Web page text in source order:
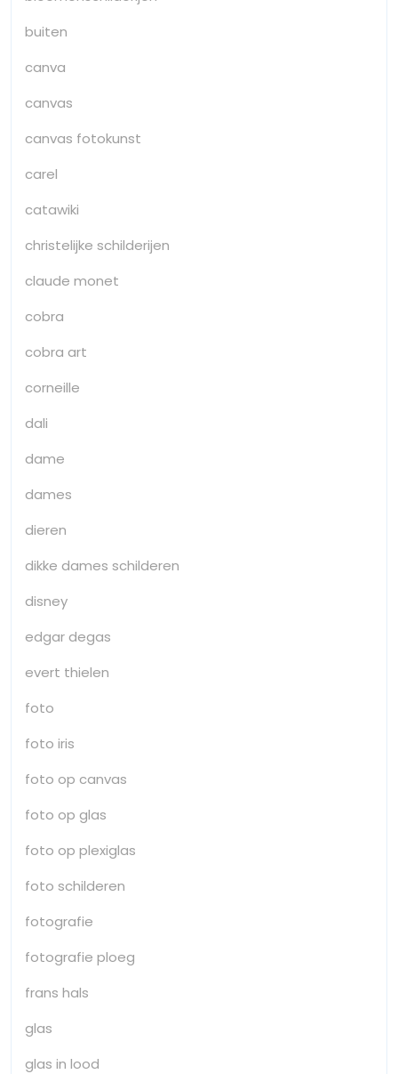
buiten
canva
canvas
canvas fotokunst
carel
catawiki
christelijke schilderijen
claude monet
cobra
cobra art
corneille
dali
dame
dames
dieren
dikke dames schilderen
disney
edgar degas
evert thielen
foto
foto iris
foto op canvas
foto op glas
foto op plexiglas
foto schilderen
fotografie
fotografie ploeg
frans hals
glas
glas in lood